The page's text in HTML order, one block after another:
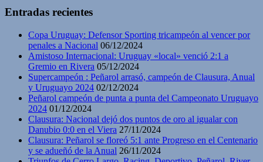
Entradas recientes
Copa Uruguay: Defensor Sporting tricampeón al vencer por
penales a Nacional 06/12/2024
Amistoso Internacional: Uruguay «local» venció 2:1 a
Gremio en Rivera 05/12/2024
Supercampeón : Peñarol arrasó, campeón de Clausura, Anual
y Uruguayo 2024 02/12/2024
Peñarol campeón de punta a punta del Campeonato Uruguayo
2024 01/12/2024
Clausura: Nacional dejó dos puntos de oro al igualar con
Danubio 0:0 en el Viera 27/11/2024
Clausura: Peñarol se floreó 5:1 ante Progreso en el Centenario
y se adueñó de la Anual 26/11/2024